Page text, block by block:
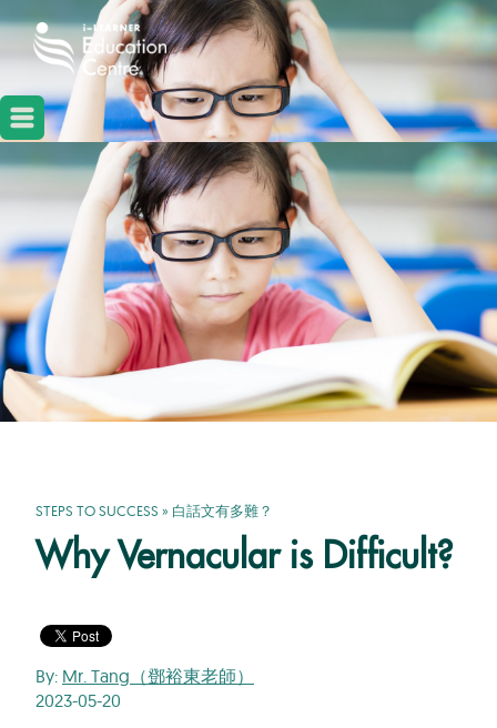
STEPS TO SUCCESS » 白話文有多難？
Why Vernacular is Difficult?
By: Mr. Tang（鄧裕東老師）
2023-05-20